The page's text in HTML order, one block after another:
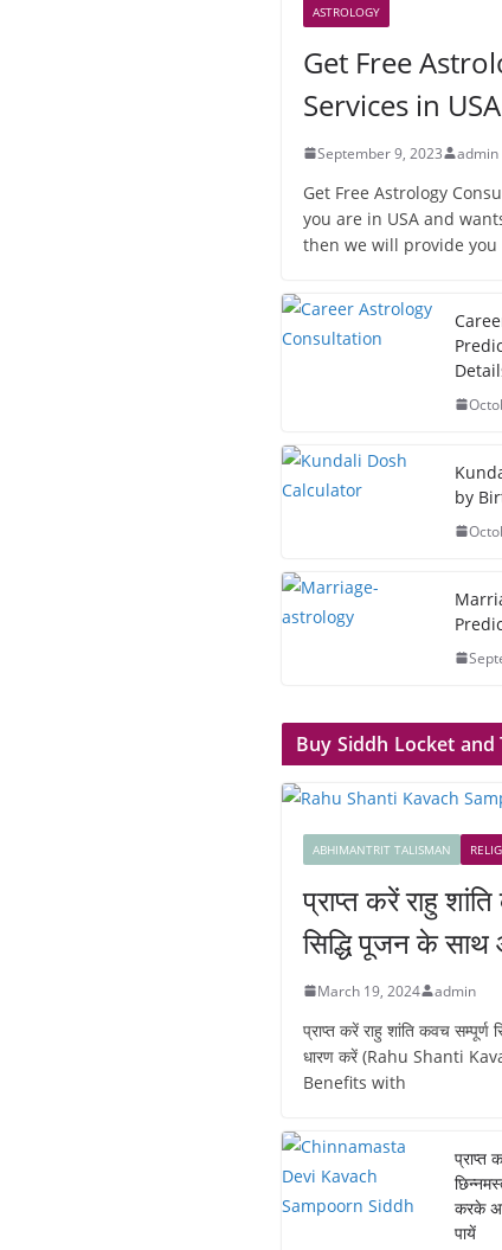
ASTROLOGY
Get Free
Services in USA
September 9, 2023 admin
Get Free Astrology
you are in USA and
then we will provide you
by
Buy Siddh Locket and
ABHIMANTRIT TALISMAN
प्राप्त करें राहु
सिद्धि पूजन के
March 19, 2024 admin
प्राप्त करें राहु शांति कवच
धारण करें (Rahu Shanti
Benefits with
प्राप्त
करके
पायें